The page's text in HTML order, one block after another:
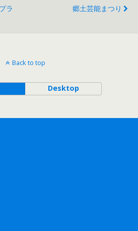
ラ
郷土芸能まつり
Back to top
Desktop